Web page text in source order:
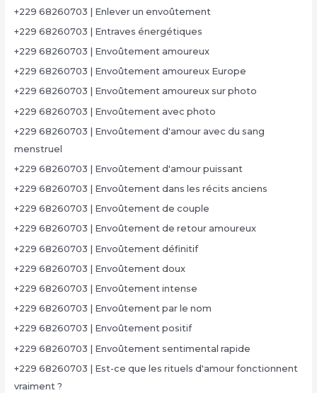
+229 68260703 | Enlever un envoûtement
+229 68260703 | Entraves énergétiques
+229 68260703 | Envoûtement amoureux
+229 68260703 | Envoûtement amoureux Europe
+229 68260703 | Envoûtement amoureux sur photo
+229 68260703 | Envoûtement avec photo
+229 68260703 | Envoûtement d'amour avec du sang
menstruel
+229 68260703 | Envoûtement d'amour puissant
+229 68260703 | Envoûtement dans les récits anciens
+229 68260703 | Envoûtement de couple
+229 68260703 | Envoûtement de retour amoureux
+229 68260703 | Envoûtement définitif
+229 68260703 | Envoûtement doux
+229 68260703 | Envoûtement intense
+229 68260703 | Envoûtement par le nom
+229 68260703 | Envoûtement positif
+229 68260703 | Envoûtement sentimental rapide
+229 68260703 | Est-ce que les rituels d'amour fonctionnent
vraiment ?